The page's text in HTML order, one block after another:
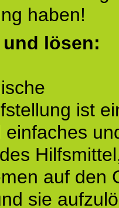
haben!
lösen:
ist
einfaches
auf den
sie